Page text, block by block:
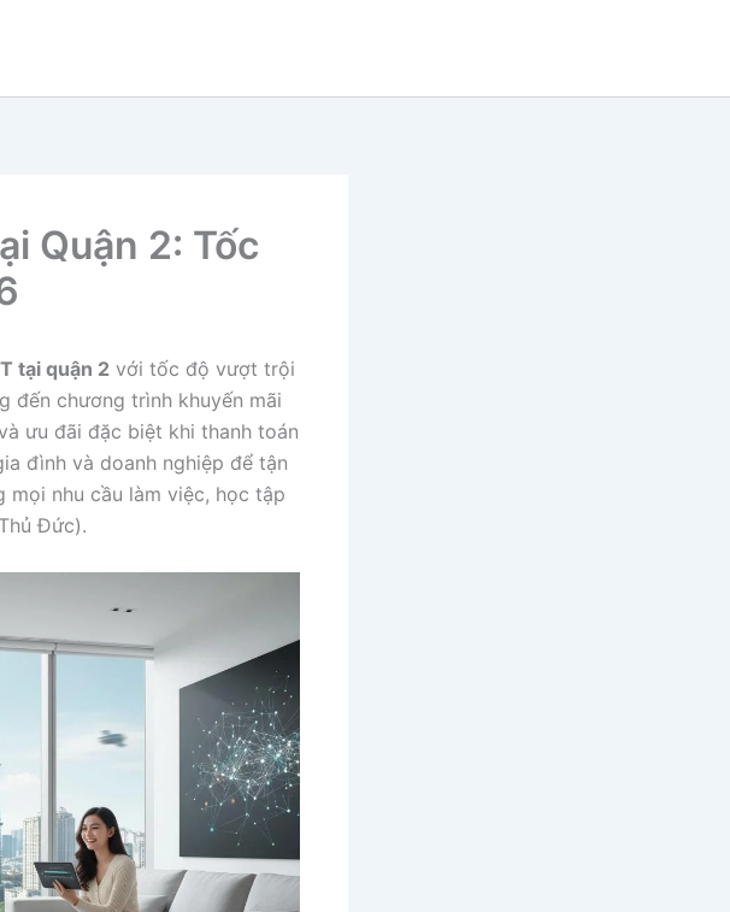
Quận 2: Tốc
tại quận 2 với tốc độ vượt trội
đến chương trình khuyến mãi
ưu đãi đặc biệt khi thanh toán
đình và doanh nghiệp để tận
nhu cầu làm việc, học tập
Đức).